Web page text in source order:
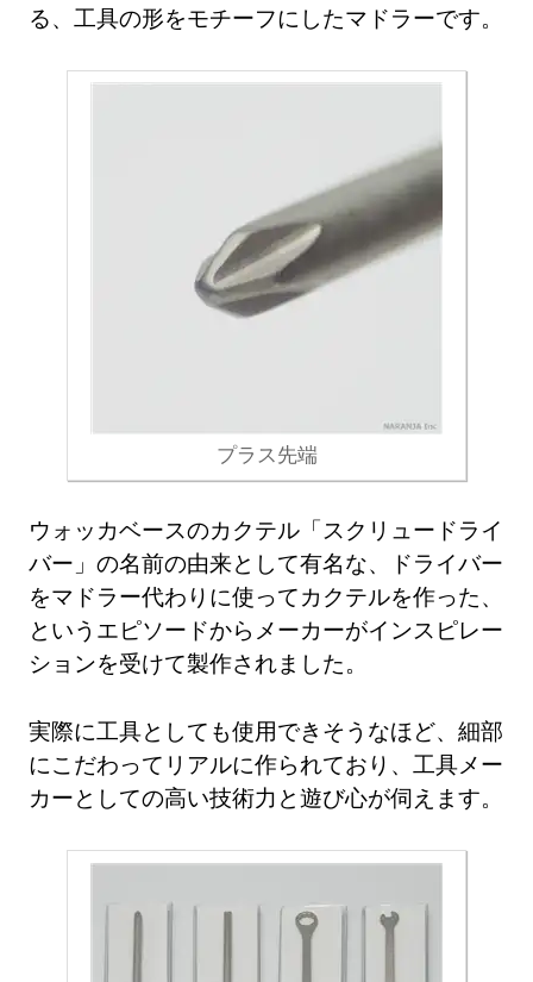
る、工具の形をモチーフにしたマドラーです。
プラス先端
ウォッカベースのカクテル「スクリュードライ
バー」の名前の由来として有名な、ドライバー
をマドラー代わりに使ってカクテルを作った、
というエピソードからメーカーがインスピレー
ションを受けて製作されました。
実際に工具としても使用できそうなほど、細部
にこだわってリアルに作られており、工具メー
カーとしての高い技術力と遊び心が伺えます。